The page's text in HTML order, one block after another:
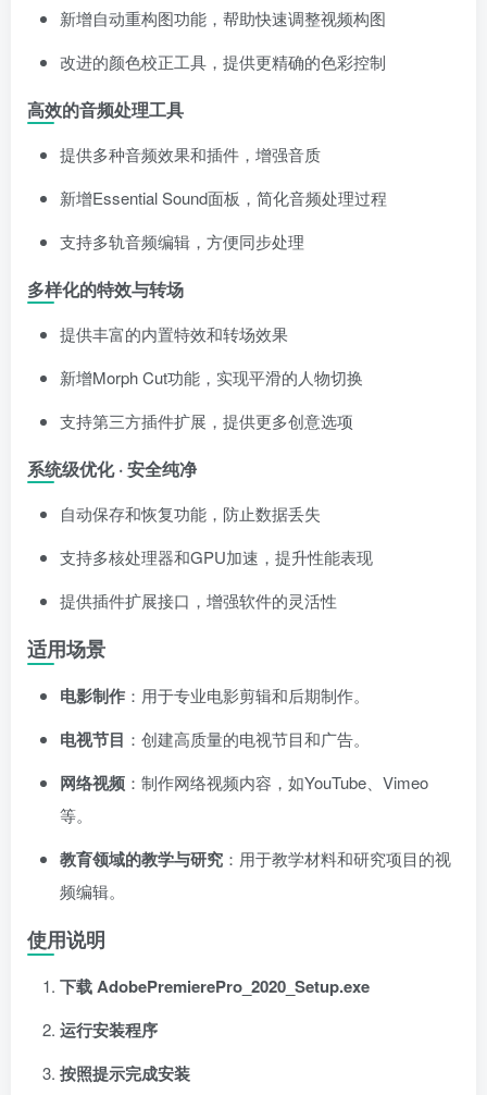
新增自动重构图功能，帮助快速调整视频构图
改进的颜色校正工具，提供更精确的色彩控制
高效的音频处理工具
提供多种音频效果和插件，增强音质
新增Essential Sound面板，简化音频处理过程
支持多轨音频编辑，方便同步处理
多样化的特效与转场
提供丰富的内置特效和转场效果
新增Morph Cut功能，实现平滑的人物切换
支持第三方插件扩展，提供更多创意选项
系统级优化 · 安全纯净
自动保存和恢复功能，防止数据丢失
支持多核处理器和GPU加速，提升性能表现
提供插件扩展接口，增强软件的灵活性
适用场景
电影制作 ：用于专业电影剪辑和后期制作。
电视节目 ：创建高质量的电视节目和广告。
网络视频 ：制作网络视频内容，如YouTube、Vimeo
等。
教育领域的教学与研究 ：用于教学材料和研究项目的视
频编辑。
使用说明
下载 AdobePremierePro_2020_Setup.exe
运行安装程序
按照提示完成安装